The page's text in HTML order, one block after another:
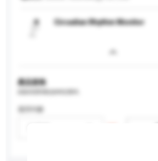
Circadian Rhythm Monitor
產品規格
適用年齡